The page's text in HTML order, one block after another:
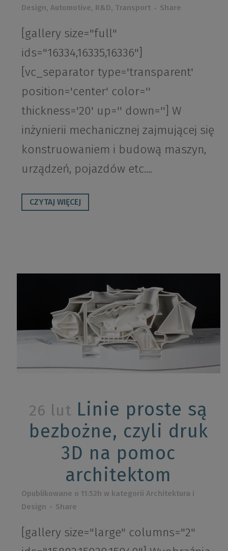
Design,Automotive, R&D, Transport Share
[gallery size="full"
ids="16334,16335,16336"]
[vc_separator type='transparent'
position='center' color=''
thickness='20' up='' down=''] W
inżynierii mechanicznej zajmującej się
konstruowaniem i budową maszyn,
urządzeń, pojazdów etc....
CZYTAJ WIĘCEJ
26 lut Linie proste są
bezbożne, czyli druk
3D na pomoc
architektom
Opublikowane o 11:52h w kategoriiArchitektura i
Design
Share
[gallery size="large" columns="2"